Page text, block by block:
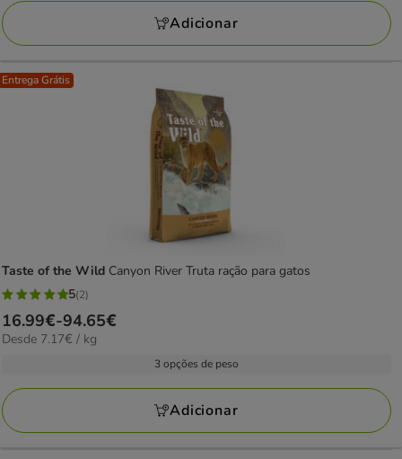
KG
Adicionar
Entrega Grátis
Taste of the Wild Canyon River Truta ração para gatos
5
estrelas
com
avaliações
5(2)
Preço
de
94.65€
16.99€-94.65€
7.17€
Desde 7.17€ / kg
3 opções de peso
Adicionar